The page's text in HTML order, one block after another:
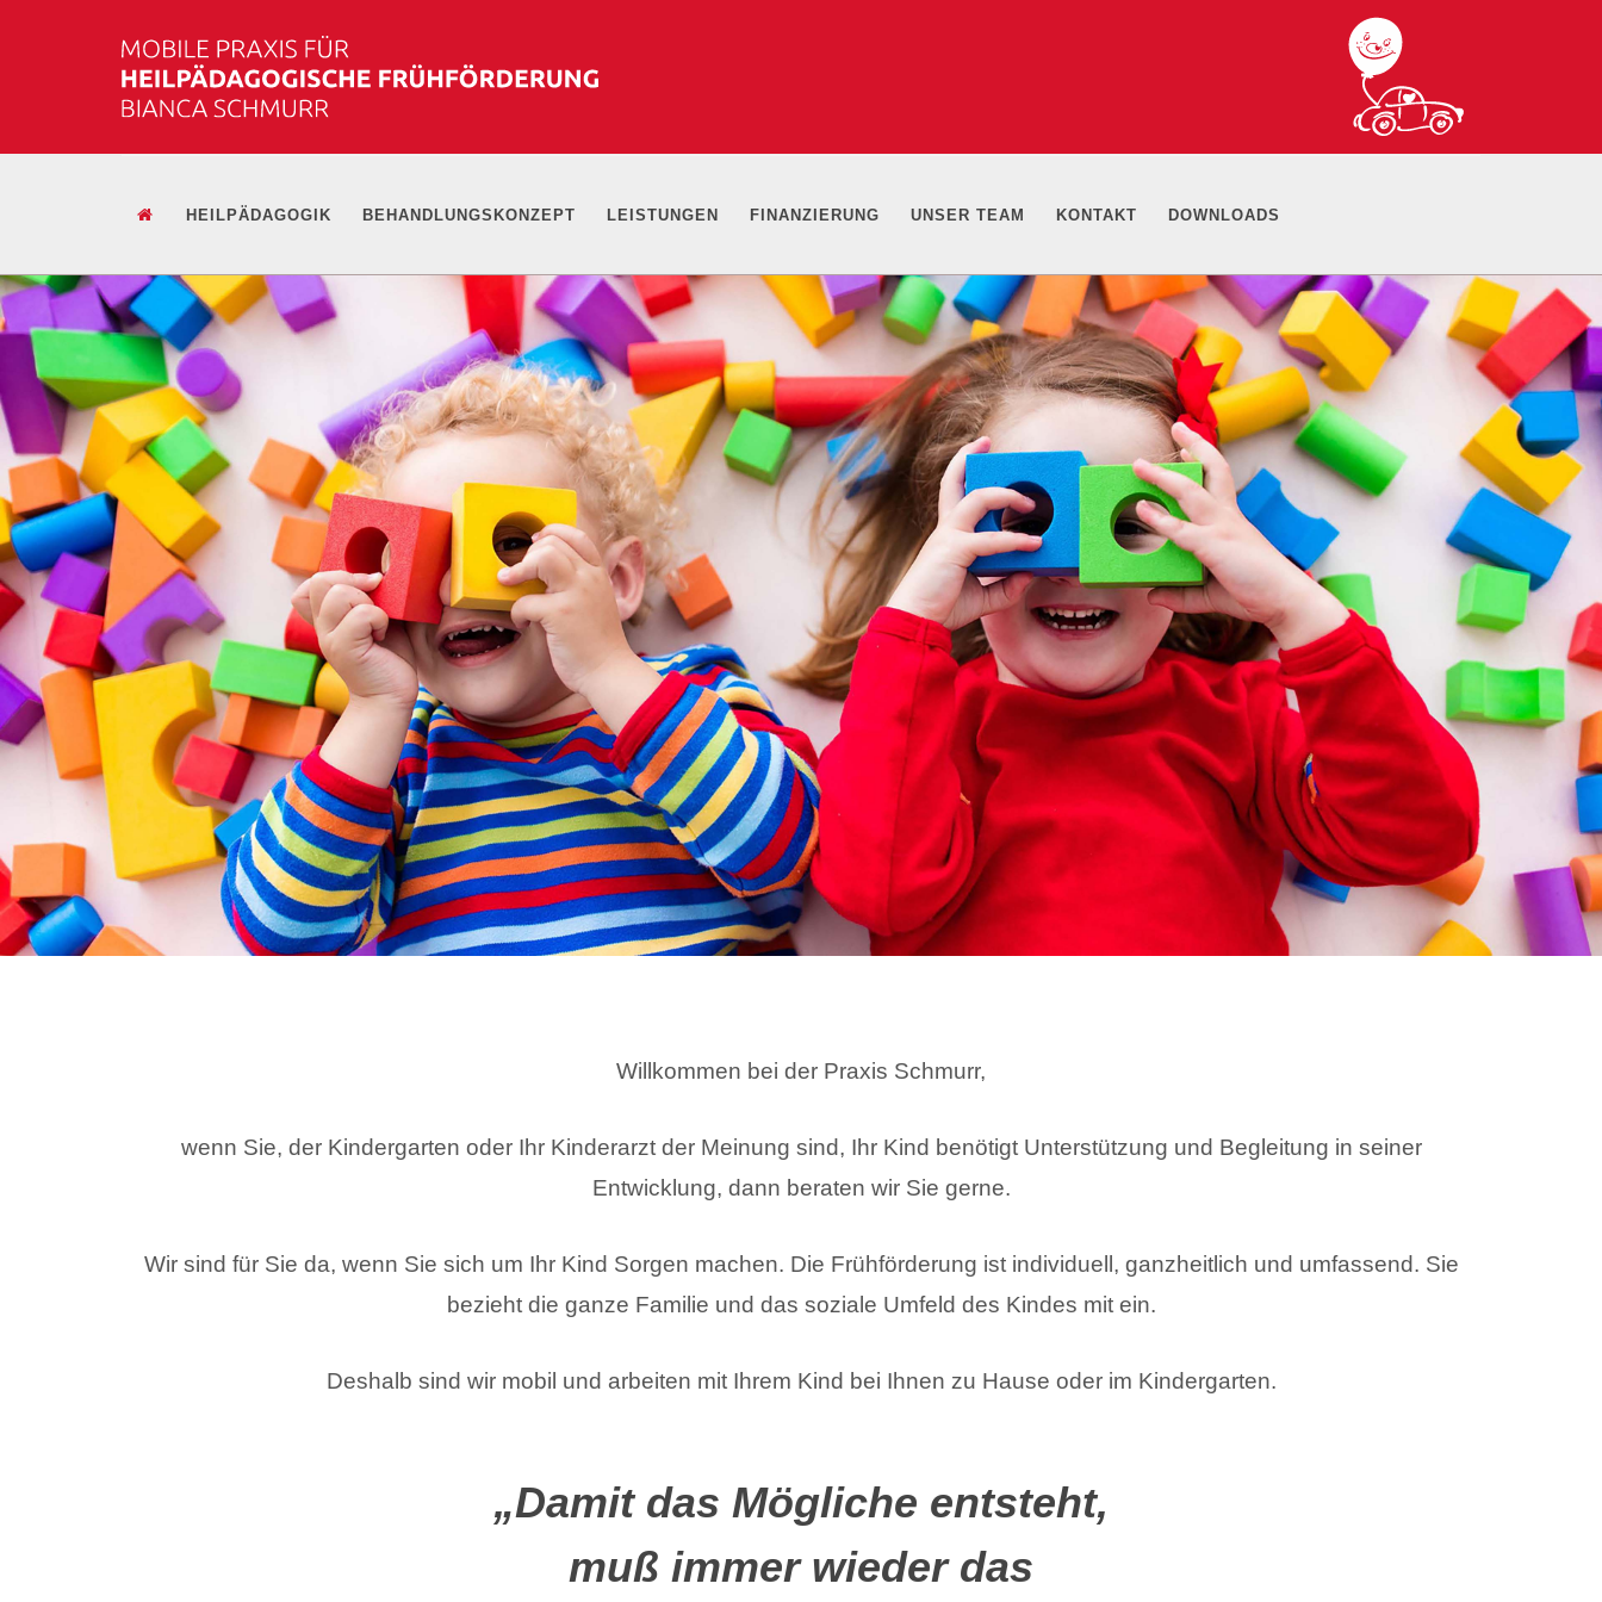
HEILPÄDAGOGIK BEHANDLUNGSKONZEPT LEISTUNGEN FINANZIERUNG UNSER TEAM KONTAKT DOWNLOADS
Willkommen bei der Praxis Schmurr,
wenn Sie, der Kindergarten oder Ihr Kinderarzt der Meinung sind, Ihr Kind benötigt Unterstützung und Begleitung in seiner
Entwicklung, dann beraten wir Sie gerne.
Wir sind für Sie da, wenn Sie sich um Ihr Kind Sorgen machen. Die Frühförderung ist individuell, ganzheitlich und umfassend. Sie
bezieht die ganze Familie und das soziale Umfeld des Kindes mit ein.
Deshalb sind wir mobil und arbeiten mit Ihrem Kind bei Ihnen zu Hause oder im Kindergarten.
„Damit das Mögliche entsteht,
muß immer wieder das